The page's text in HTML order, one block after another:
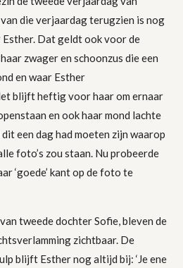
die verjaardag terugzien is nog
Dat geldt ook voor de
zwager en schoonzus die een
en waar Esther
blijft heftig voor haar om ernaar
en ook haar mond lachte
een dag had moeten zijn waarop
foto’s zou staan. Nu probeerde
‘goede’ kant op de foto te
tweede dochter Sofie, bleven de
zichtbaar. De
blijft Esther nog altijd bij: ‘Je ene